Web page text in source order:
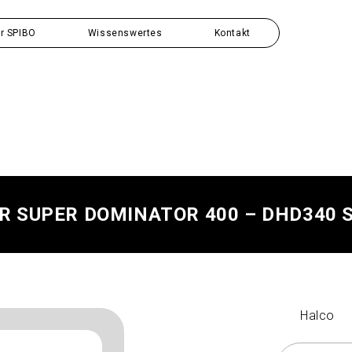
SPIBO Wissenswertes Kontakt
SUPER DOMINATOR 400 – DHD340
Halco